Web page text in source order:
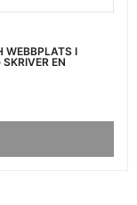
WEBBPLATS I
EN